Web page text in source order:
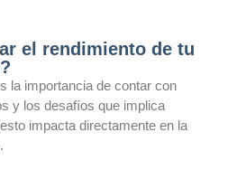
el rendimiento de tu
la importancia de contar con
y los desafíos que implica
impacta directamente en la